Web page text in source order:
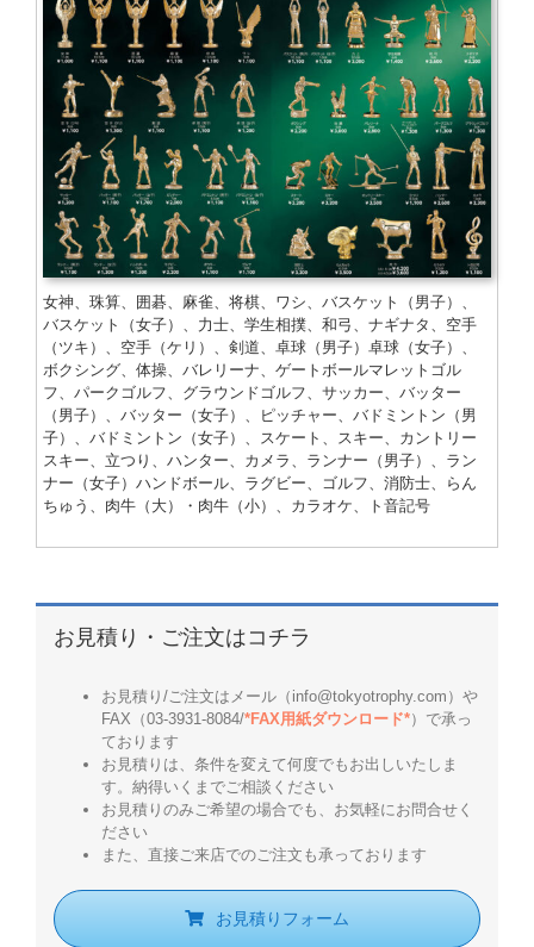
女神、珠算、囲碁、麻雀、将棋、ワシ、バスケット（男子）、
バスケット（女子）、力士、学生相撲、和弓、ナギナタ、空手
（ツキ）、空手（ケリ）、剣道、卓球（男子）卓球（女子）、
ボクシング、体操、バレリーナ、ゲートボールマレットゴル
フ、パークゴルフ、グラウンドゴルフ、サッカー、バッター
（男子）、バッター（女子）、ピッチャー、バドミントン（男
子）、バドミントン（女子）、スケート、スキー、カントリー
スキー、立つり、ハンター、カメラ、ランナー（男子）、ラン
ナー（女子）ハンドボール、ラグビー、ゴルフ、消防士、らん
ちゅう、肉牛（大）・肉牛（小）、カラオケ、ト音記号
お見積り・ご注文はコチラ
お見積り/ご注文はメール（info@tokyotrophy.com）や
FAX（03-3931-8084/*FAX用紙ダウンロード*）で承っ
ております
お見積りは、条件を変えて何度でもお出しいたしま
す。納得いくまでご相談ください
お見積りのみご希望の場合でも、お気軽にお問合せく
ださい
また、直接ご来店でのご注文も承っております
お見積りフォーム